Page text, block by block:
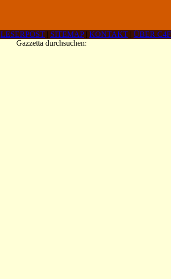
LESERPOST | SITEMAP| KONTAKT | ÜBER C4F
Gazzetta durchsuchen: